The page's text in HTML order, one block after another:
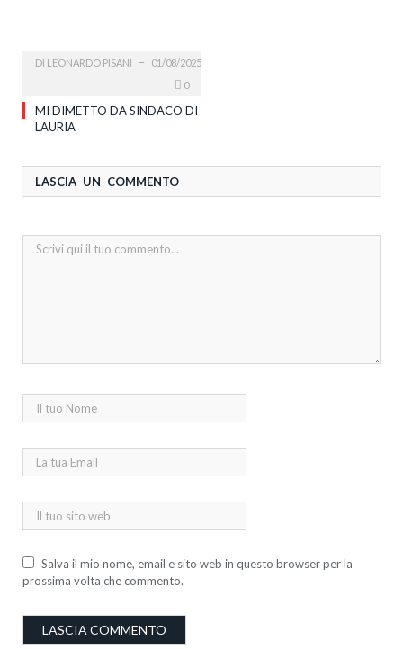
DI LEONARDO PISANI
01/08/2025
0
MI DIMETTO DA SINDACO DI
LAURIA
LASCIA UN COMMENTO
Salva il mio nome, email e sito web in questo browser per la
prossima volta che commento.